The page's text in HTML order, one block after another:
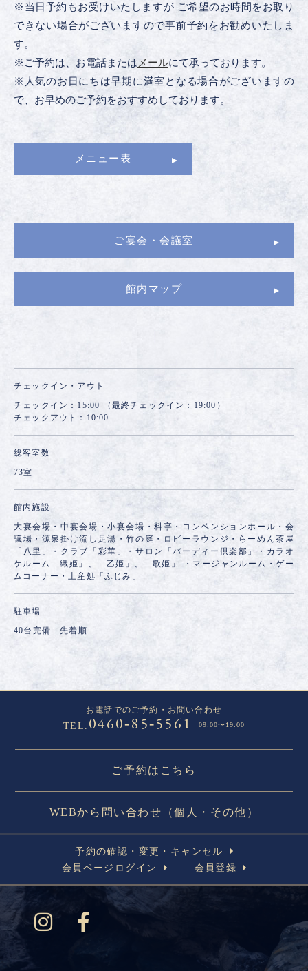
※当日予約もお受けいたしますが ご希望のお時間をお取り
できない場合がございますので事前予約をお勧めいたしま
す。
※ご予約は、お電話または メールにて承っております。
※人気のお日にちは早期に満室となる場合がございますの
で、お早めのご予約をおすすめしております。
メニュー表
ご宴会・会議室
館内マップ
チェックイン・アウト
チェックイン：15:00 （最終チェックイン：19:00）
チェックアウト：10:00
総客室数
73室
館内施設
大宴会場・中宴会場・小宴会場・料亭・コンベンションホール・会
議場・源泉掛け流し足湯・竹の庭・ロビーラウンジ・らーめん茶屋
「八里」・クラブ「彩華」・サロン「バーディー倶楽部」・カラオ
ケルーム「織姫」、「乙姫」、「歌姫」 ・マージャンルーム・ゲー
ムコーナー・土産処「ふじみ」
駐車場
40台完備 先着順
お電話でのご予約・お問い合わせ
TEL. 0460-85-5561 09:00〜19:00
ご予約はこちら
WEBから問い合わせ（個人・その他）
予約の確認・変更・キャンセル
会員ページログイン
会員登録